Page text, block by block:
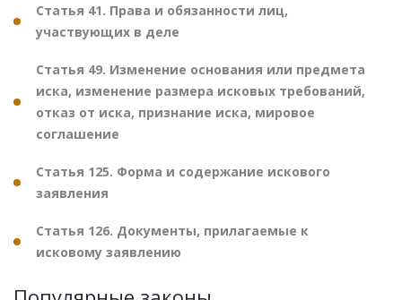
Статья 41. Права и обязанности лиц,
участвующих в деле
Статья 49. Изменение основания или предмета
иска, изменение размера исковых требований,
отказ от иска, признание иска, мировое
соглашение
Статья 125. Форма и содержание искового
заявления
Статья 126. Документы, прилагаемые к
исковому заявлению